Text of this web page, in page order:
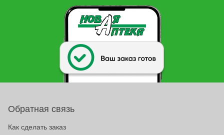
Обратная связь
Как сделать заказ